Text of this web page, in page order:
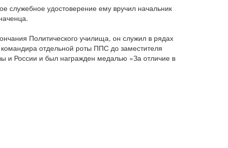
удостоверение ему вручил начальник
Политического училища, он служил в рядах
отдельной роты ППС до заместителя
и России и был награжден медалью «За отличие в